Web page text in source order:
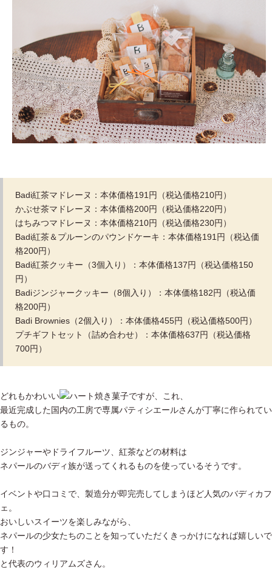
Badi紅茶マドレーヌ：本体価格191円（税込価格210円）
かぶせ茶マドレーヌ：本体価格200円（税込価格220円）
はちみつマドレーヌ：本体価格210円（税込価格230円）
Badi紅茶＆プルーンのパウンドケーキ：本体価格191円（税込価
格200円）
Badi紅茶クッキー（3個入り）：本体価格137円（税込価格150
円）
Badiジンジャークッキー（8個入り）：本体価格182円（税込価
格200円）
Badi Brownies（2個入り）：本体価格455円（税込価格500円）
プチギフトセット（詰め合わせ）：本体価格637円（税込価格
700円）
どれもかわいい
焼き菓子ですが、これ、
最近完成した国内の工房で専属パティシエールさんが丁寧に作られてい
るもの。
ジンジャーやドライフルーツ、紅茶などの材料は
ネパールのバディ族が送ってくれるものを使っているそうです。
イベントや口コミで、製造分が即完売してしまうほど人気のバディカフ
ェ。
おいしいスイーツを楽しみながら、
ネパールの少女たちのことを知っていただくきっかけになれば嬉しいで
す！
と代表のウィリアムズさん。